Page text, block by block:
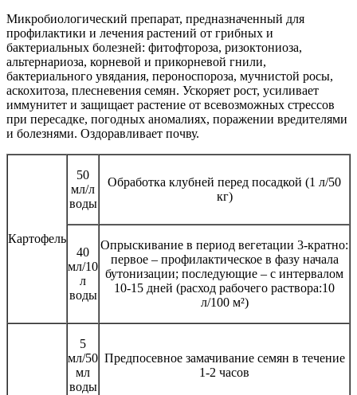
Микробиологический препарат, предназначенный для
профилактики и лечения растений от грибных и
бактериальных болезней: фитофтороза, ризоктониоза,
альтернариоза, корневой и прикорневой гнили,
бактериального увядания, пероноспороза, мучнистой росы,
аскохитоза, плесневения семян. Ускоряет рост, усиливает
иммунитет и защищает растение от всевозможных стрессов
при пересадке, погодных аномалиях, поражении вредителями
и болезнями. Оздоравливает почву.
Картофель
50
мл/л
воды
Обработка клубней перед посадкой (1 л/50
кг)
40
мл/10
л
воды
Опрыскивание в период вегетации 3-кратно:
первое – профилактическое в фазу начала
бутонизации; последующие – с интервалом
10-15 дней (расход рабочего раствора:10
л/100 м²)
5
мл/50
мл
воды
Предпосевное замачивание семян в течение
1-2 часов